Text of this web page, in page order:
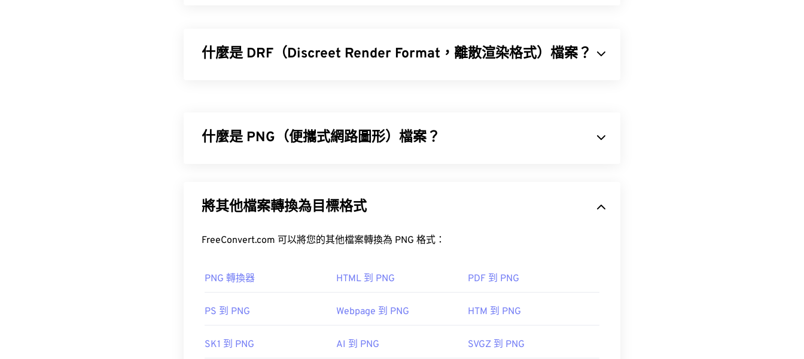
什麼是 DRF（Discreet Render Format，離散渲染格式）檔案？
如何開啟 DRF 檔案？
試用期。
更常見的檔案類型，大多數平台都支援。
首次發布：1996 年 4 月
什麼是 PNG（便攜式網路圖形）檔案？
援具有更好透明度的動畫（試試我們的GIF 轉 APNG
檔案類型略大，因此在將其新增至網頁時請務必小心。
開發者：
將其他檔案轉換為目標格式
FreeConvert.com 可以將您的其他檔案轉換為 PNG 格式：
PNG 轉換器 HTML 到 PNG PDF 到 PNG
PS 到 PNG Webpage 到 PNG HTM 到 PNG
SK1 到 PNG AI 到 PNG SVGZ 到 PNG